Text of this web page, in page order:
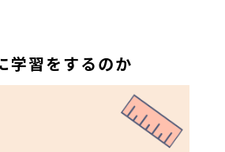
学習をするのか